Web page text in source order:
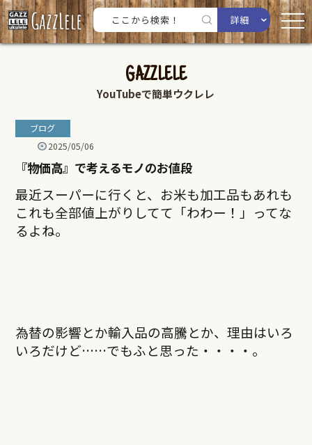
詳細
GAZZLELE
YouTubeで簡単ウクレレ
ブログ
2025/05/06
『物価高』で考えるモノのお値段
最近スーパーに行くと、お米も加工品もあれも
これも全部値上がりしてて「わわー！」ってな
るよね。
為替の影響とか輸入品の高騰とか、理由はいろ
いろだけど……でもふと思った・・・・。